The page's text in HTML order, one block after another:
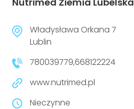
Władysława Orkana 7
Lublin
780039779,668122224
www.nutrimed.pl
Nieczynne